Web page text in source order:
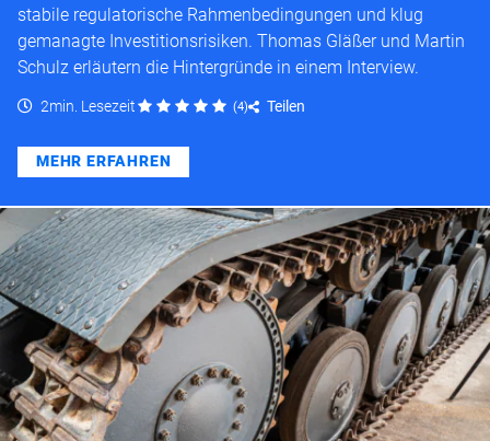
stabile regulatorische Rahmenbedingungen und klug
gemanagte Investitionsrisiken. Thomas Gläßer und Martin
Schulz erläutern die Hintergründe in einem Interview.
2min. Lesezeit (4) Teilen
MEHR ERFAHREN